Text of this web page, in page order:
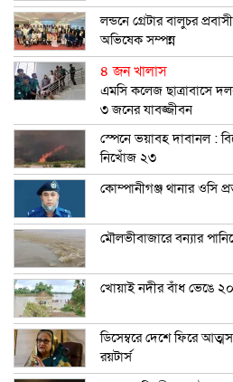
লন্ডনে গ্রেটার বালুচর
অভিষেক সম্পন্ন
৪ জন খালাস
এমসি কলেজ ছাত্রাবাসে
৩ জনের যাবজ্জীবন
স্পেনে ভয়াবহ দাবানল :
নিখোঁজ ২৩
কোম্পানীগঞ্জ থানার ওসি
মৌলভীবাজারে বন্যার
খোয়াই নদীর বাঁধ ভেঙে ২০
ডিসেম্বরে দেশে ফিরে
রয়টার্স